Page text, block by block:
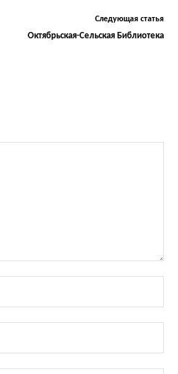
Следующая статья
Октябрьская-Сельская Библиотека